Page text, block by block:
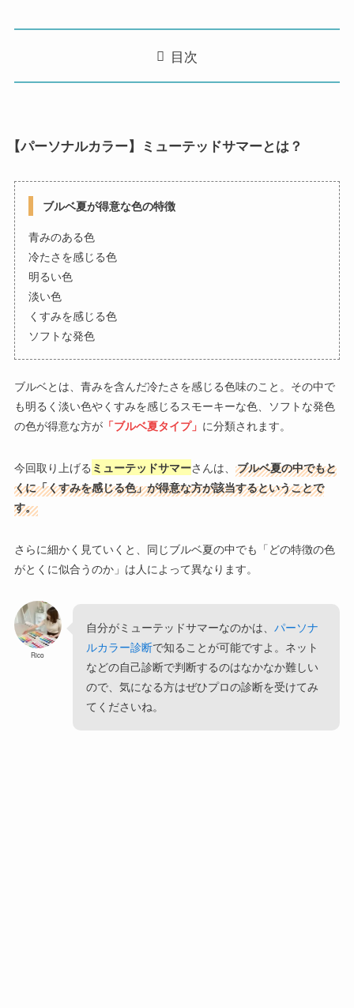
目次
【パーソナルカラー】ミューテッドサマーとは？
ブルベ夏が得意な色の特徴
青みのある色
冷たさを感じる色
明るい色
淡い色
くすみを感じる色
ソフトな発色
ブルベとは、青みを含んだ冷たさを感じる色味のこと。その中で
も明るく淡い色やくすみを感じるスモーキーな色、ソフトな発色
の色が得意な方が「ブルベ夏タイプ」 に分類されます。
今回取り上げる ミューテッドサマーさんは、 ブルベ夏の中でもと
くに「くすみを感じる色」が得意な方が該当するということで
す。
さらに細かく見ていくと、同じブルベ夏の中でも「どの特徴の色
がとくに似合うのか」は人によって異なります。
Rico
自分がミューテッドサマーなのかは、パーソナ
ルカラー診断で知ることが可能ですよ。ネット
などの自己診断で判断するのはなかなか難しい
ので、気になる方はぜひプロの診断を受けてみ
てくださいね。